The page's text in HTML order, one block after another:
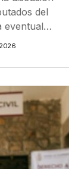
del
eventual